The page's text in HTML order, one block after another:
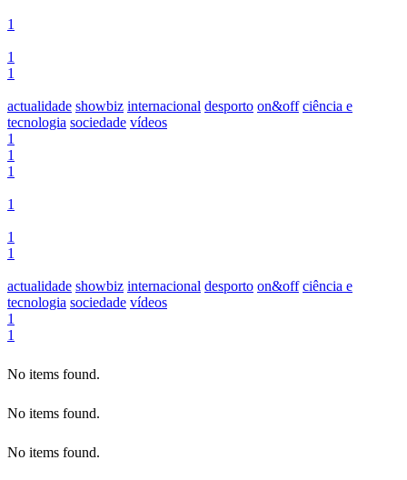
1
1
1
actualidade showbiz internacional desporto on&off ciência e
tecnologia sociedade vídeos
1
1
1
1
1
1
actualidade showbiz internacional desporto on&off ciência e
tecnologia sociedade vídeos
1
1
No items found.
No items found.
No items found.